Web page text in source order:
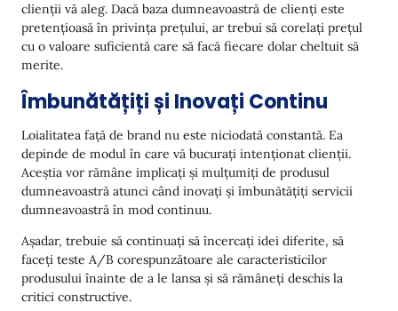
clienții vă aleg. Dacă baza dumneavoastră de clienți este
pretențioasă în privința prețului, ar trebui să corelați prețul
cu o valoare suficientă care să facă fiecare dolar cheltuit să
merite.
Îmbunătățiți și Inovați Continu
Loialitatea față de brand nu este niciodată constantă. Ea
depinde de modul în care vă bucurați intenționat clienții.
Aceștia vor rămâne implicați și mulțumiți de produsul
dumneavoastră atunci când inovați și îmbunătățiți servicii
dumneavoastră în mod continuu.
Așadar, trebuie să continuați să încercați idei diferite, să
faceți teste A/B corespunzătoare ale caracteristicilor
produsului înainte de a le lansa și să rămâneți deschis la
critici constructive.